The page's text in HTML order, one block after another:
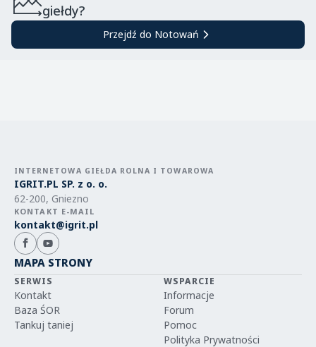
giełdy?
Przejdź do Notowań
INTERNETOWA GIEŁDA ROLNA I TOWAROWA
IGRIT.PL SP. z o. o.
62-200, Gniezno
KONTAKT E-MAIL
kontakt@igrit.pl
MAPA STRONY
SERWIS
Kontakt
Baza ŚOR
Tankuj taniej
WSPARCIE
Informacje
Forum
Pomoc
Polityka Prywatności